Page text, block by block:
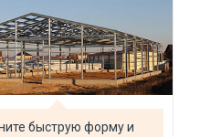
быструю форму и